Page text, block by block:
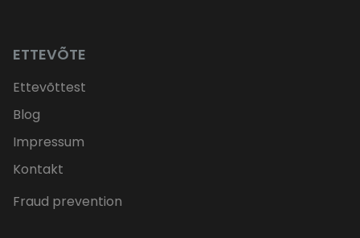
ETTEVÕTE
Ettevõttest
Blog
Impressum
Kontakt
Fraud prevention